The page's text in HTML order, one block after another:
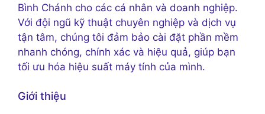
Bình Chánh cho các cá nhân và doanh nghiệp.
Với đội ngũ kỹ thuật chuyên nghiệp và dịch vụ
tận tâm, chúng tôi đảm bảo cài đặt phần mềm
nhanh chóng, chính xác và hiệu quả, giúp bạn
tối ưu hóa hiệu suất máy tính của mình.
Giới thiệu